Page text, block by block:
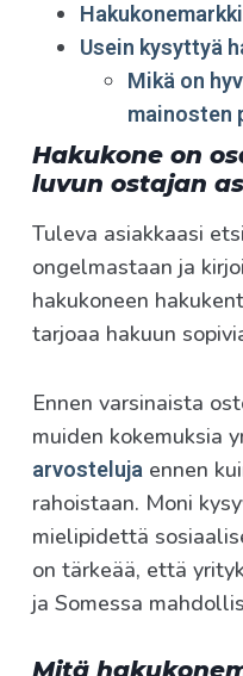
Usein kysyttyä
Mikä on
mainosten
Hakukone on
luvun ostajan
Tuleva asiakkaasi
ongelmastaan ja
hakukoneen
tarjoaa hakuun
Ennen varsinaista
muiden kokemuksia
arvosteluja ennen
rahoistaan. Moni
mielipidettä
on tärkeää, että
ja Somessa
Mitä